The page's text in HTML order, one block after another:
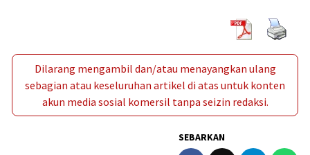
Dilarang mengambil dan/atau menayangkan ulang
sebagian atau keseluruhan artikel di atas untuk konten
akun media sosial komersil tanpa seizin redaksi.
SEBARKAN